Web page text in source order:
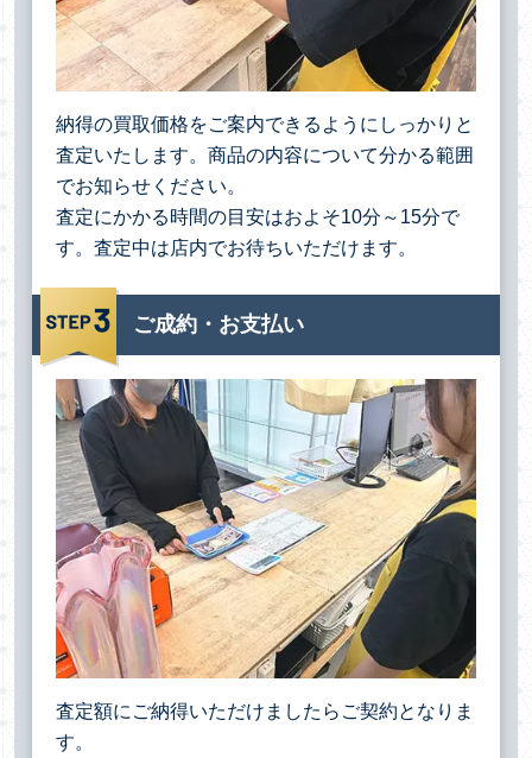
納得の買取価格をご案内できるようにしっかりと
査定いたします。商品の内容について分かる範囲
でお知らせください。
査定にかかる時間の目安はおよそ10分～15分で
す。査定中は店内でお待ちいただけます。
ご成約・お支払い
査定額にご納得いただけましたらご契約となりま
す。